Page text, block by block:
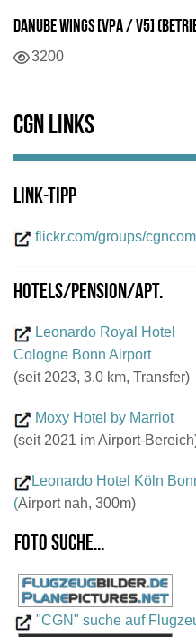
Danube Wings [VPA / V5]
Details
3200
CGN Links
Link-Tipp
flickr.com/groups/
Hotels/Pension/Apt.
Leonardo Royal Hotel
Cologne Bonn Airport
(seit 2023, 3.0 km, Transfer)
Moxy Hotel by Marriot
(seit 2021 im Airport-
Leonardo Hotel Köln
(Airport nah, 300m)
Foto suche...
"CGN" suche auf